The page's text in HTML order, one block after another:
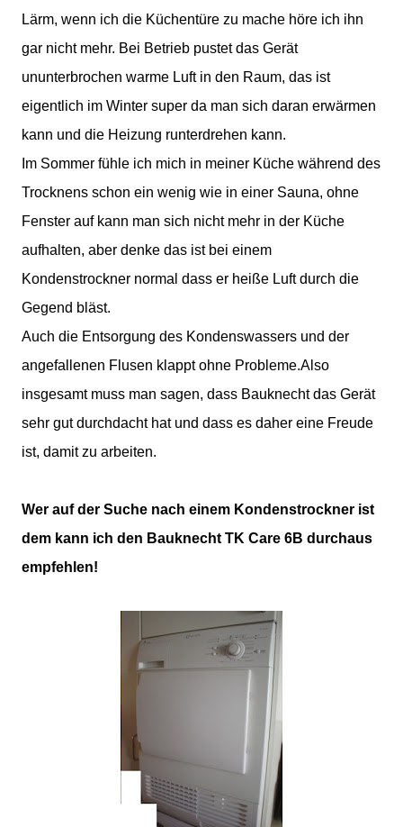
Lärm, wenn ich die Küchentüre zu mache höre ich ihn
gar nicht mehr. Bei Betrieb pustet das Gerät
ununterbrochen warme Luft in den Raum, das ist
eigentlich im Winter super da man sich daran erwärmen
kann und die Heizung runterdrehen kann.
Im Sommer fühle ich mich in meiner Küche während des
Trocknens schon ein wenig wie in einer Sauna, ohne
Fenster auf kann man sich nicht mehr in der Küche
aufhalten, aber denke das ist bei einem
Kondenstrockner normal dass er heiße Luft durch die
Gegend bläst.
Auch die Entsorgung des Kondenswassers und der
angefallenen Flusen klappt ohne Probleme.Also
insgesamt muss man sagen, dass Bauknecht das Gerät
sehr gut durchdacht hat und dass es daher eine Freude
ist, damit zu arbeiten.
Wer auf der Suche nach einem Kondenstrockner ist
dem kann ich den Bauknecht TK Care 6B durchaus
empfehlen!